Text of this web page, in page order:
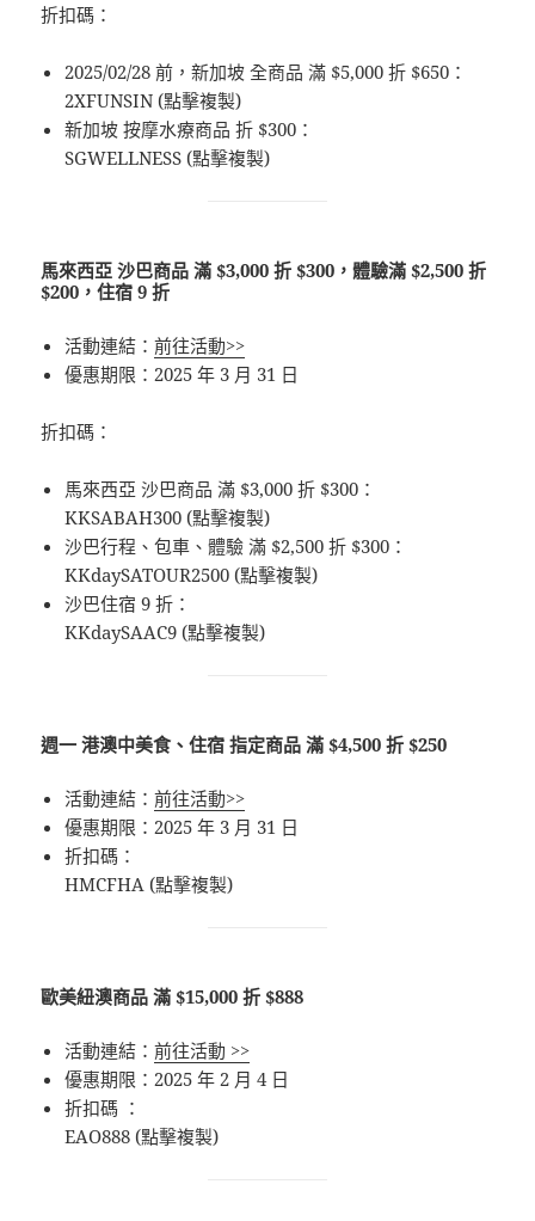
折扣碼：
2025/02/28 前，新加坡 全商品 滿 $5,000 折 $650：
2XFUNSIN (點擊複製)
新加坡 按摩水療商品 折 $300：
SGWELLNESS (點擊複製)
馬來西亞 沙巴商品 滿 $3,000 折 $300，體驗滿 $2,500 折
$200，住宿 9 折
活動連結：前往活動>>
優惠期限：2025 年 3 月 31 日
折扣碼：
馬來西亞 沙巴商品 滿 $3,000 折 $300：
KKSABAH300 (點擊複製)
沙巴行程、包車、體驗 滿 $2,500 折 $300：
KKdaySATOUR2500 (點擊複製)
沙巴住宿 9 折：
KKdaySAAC9 (點擊複製)
週一 港澳中美食、住宿 指定商品 滿 $4,500 折 $250
活動連結：前往活動>>
優惠期限：2025 年 3 月 31 日
折扣碼：
HMCFHA (點擊複製)
歐美紐澳商品 滿 $15,000 折 $888
活動連結：前往活動 >>
優惠期限：2025 年 2 月 4 日
折扣碼 ：
EAO888 (點擊複製)